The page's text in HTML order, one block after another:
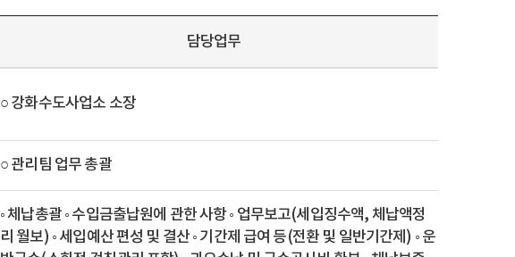
담당업무
○ 강화수도사업소 소장
○ 관리팀 업무 총괄
◦ 체납총괄 ◦ 수입금출납원에 관한 사항 ◦ 업무보고(세입징수액, 체납액정
리 월보) ◦ 세입예산 편성 및 결산 ◦ 기간제 급여 등(전환 및 일반기간제) ◦ 운